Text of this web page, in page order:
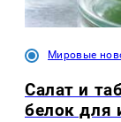
Мировые
Салат и
белок для